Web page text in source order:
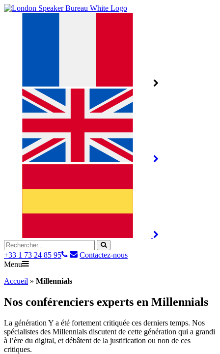
+33 1 73 24 85 95
Contactez-nous
Menu
Accueil » Millennials
Nos conférenciers experts en Millennials
La génération Y a été fortement critiquée ces derniers temps. Nos
spécialistes des Millennials discutent de cette génération qui a grandi
à l’ère du digital, et débâtent de la justification ou non de ces
critiques.